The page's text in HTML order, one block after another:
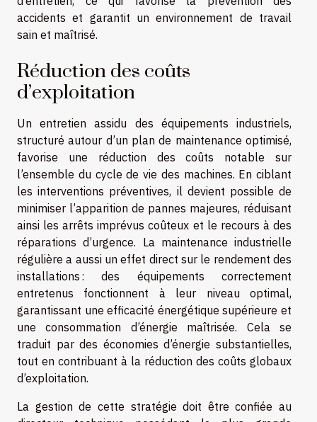
accidents et garantit un environnement de travail
sain et maîtrisé.
Réduction des coûts
d’exploitation
Un entretien assidu des équipements industriels,
structuré autour d’un plan de maintenance optimisé,
favorise une réduction des coûts notable sur
l’ensemble du cycle de vie des machines. En ciblant
les interventions préventives, il devient possible de
minimiser l’apparition de pannes majeures, réduisant
ainsi les arrêts imprévus coûteux et le recours à des
réparations d’urgence. La maintenance industrielle
régulière a aussi un effet direct sur le rendement des
installations : des équipements correctement
entretenus fonctionnent à leur niveau optimal,
garantissant une efficacité énergétique supérieure et
une consommation d’énergie maîtrisée. Cela se
traduit par des économies d’énergie substantielles,
tout en contribuant à la réduction des coûts globaux
d’exploitation.
La gestion de cette stratégie doit être confiée au